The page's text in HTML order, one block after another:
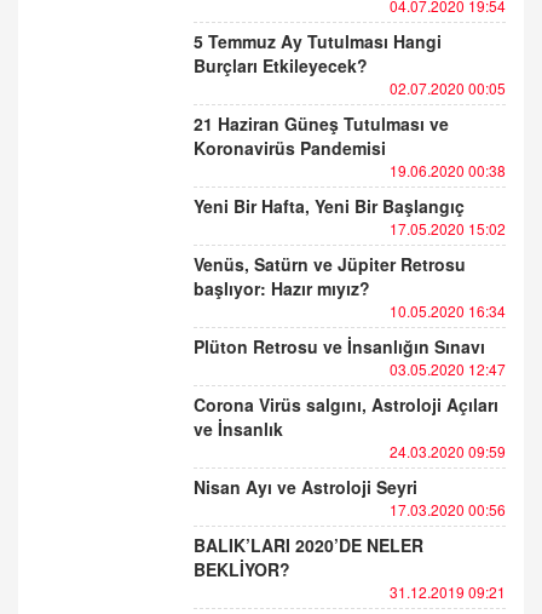
04.07.2020 19:54
5 Temmuz Ay Tutulması Hangi
Burçları Etkileyecek?
02.07.2020 00:05
21 Haziran Güneş Tutulması ve
Koronavirüs Pandemisi
19.06.2020 00:38
Yeni Bir Hafta, Yeni Bir Başlangıç
17.05.2020 15:02
Venüs, Satürn ve Jüpiter Retrosu
başlıyor: Hazır mıyız?
10.05.2020 16:34
Plüton Retrosu ve İnsanlığın Sınavı
03.05.2020 12:47
Corona Virüs salgını, Astroloji Açıları
ve İnsanlık
24.03.2020 09:59
Nisan Ayı ve Astroloji Seyri
17.03.2020 00:56
BALIK’LARI 2020’DE NELER
BEKLİYOR?
31.12.2019 09:21